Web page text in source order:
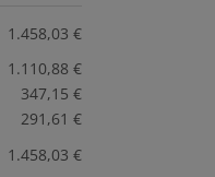
1.458,03 €
1.110,88 €
347,15 €
291,61 €
1.458,03 €